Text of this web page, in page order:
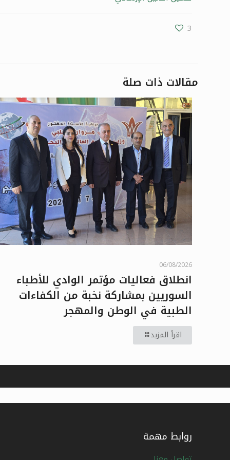
3
مقالات ذات صلة
06/08/2026
انطلاق فعاليات مؤتمر الوادي للأطباء
السوريين بمشاركة نخبة من الكفاءات
الطبية في الوطن والمهجر
اقرأ المزيد
روابط مهمة